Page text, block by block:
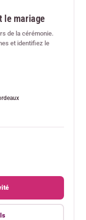
le mariage
de la cérémonie.
et identifiez le